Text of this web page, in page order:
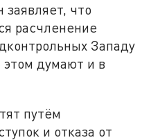
что
расчленение
Западу
этом думают и в
путём
и отказа от